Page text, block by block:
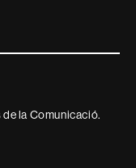
la Comunicació.